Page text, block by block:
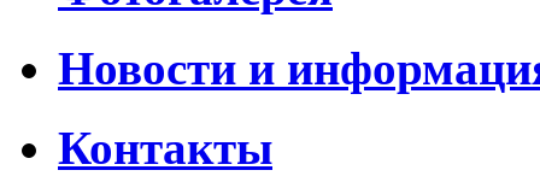
Новости и
Контакты